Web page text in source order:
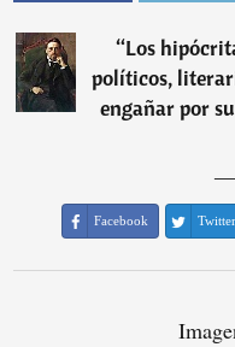
“Los
políticos,
engañar por
Facebook Twitter